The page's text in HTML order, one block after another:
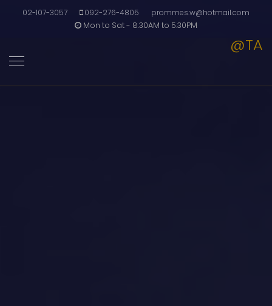
02-107-3057 092-276-4805
prommes.w@hotmail.com
Mon to Sat - 8.30AM to 5.30PM
@TA